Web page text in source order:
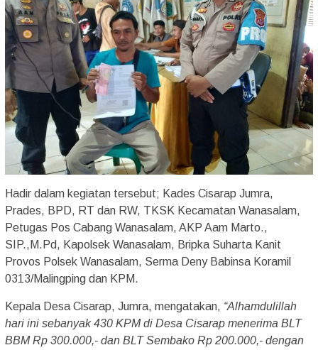
Hadir dalam kegiatan tersebut; Kades Cisarap Jumra,
Prades, BPD, RT dan RW, TKSK Kecamatan Wanasalam,
Petugas Pos Cabang Wanasalam, AKP Aam Marto.,
SIP.,M.Pd, Kapolsek Wanasalam, Bripka Suharta Kanit
Provos Polsek Wanasalam, Serma Deny Babinsa Koramil
0313/Malingping dan KPM.
Kepala Desa Cisarap, Jumra, mengatakan, “Alhamdulillah
hari ini sebanyak 430 KPM di Desa Cisarap menerima BLT
BBM Rp 300.000,- dan BLT Sembako Rp 200.000,- dengan